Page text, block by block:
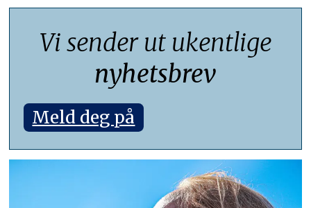
Vi sender ut ukentlige
nyhetsbrev
Meld deg på